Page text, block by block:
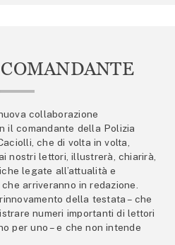
collaborazione
il comandante della Polizia
che di volta in volta,
nostri lettori, illustrerà, chiarirà,
legate all’attualità e
arriveranno in redazione.
della testata – che
numeri importanti di lettori
per uno – e che non intende